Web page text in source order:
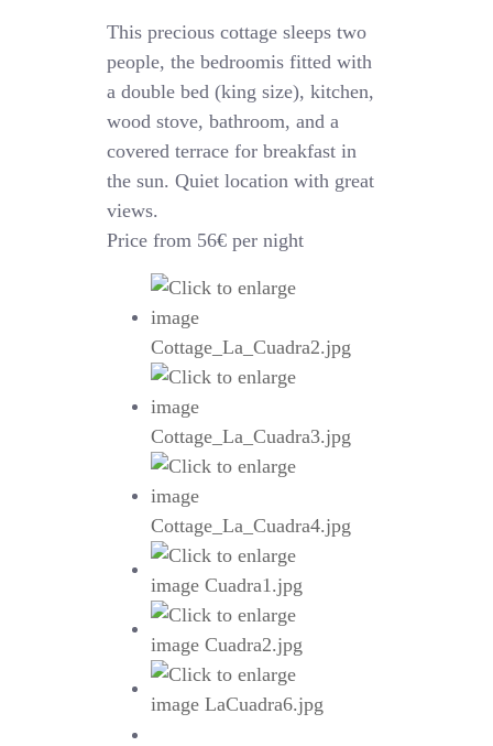
This precious cottage sleeps two
people, the bedroomis fitted with
a double bed (king size), kitchen,
wood stove, bathroom, and a
covered terrace for breakfast in
the sun. Quiet location with great
views.
Price from 56€ per night